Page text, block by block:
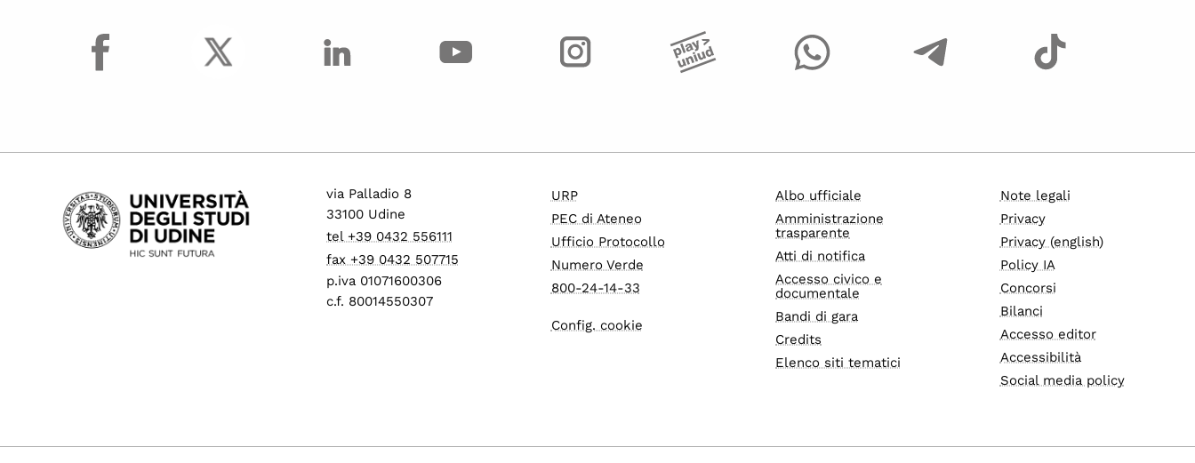
facebook
via Palladio 8
33100 Udine
tel +39 0432 556111
fax +39 0432 507715
p.iva 01071600306
c.f. 80014550307
URP
PEC di Ateneo
Ufficio Protocollo
Numero Verde
800-24-14-33
Config. cookie
Albo ufficiale
Amministrazione
trasparente
Atti di notifica
Accesso civico e
documentale
Bandi di gara
Credits
Elenco siti tematici
Note legali
Privacy
Privacy (english)
Policy IA
Concorsi
Bilanci
Accesso editor
Accessibilità
Social media policy